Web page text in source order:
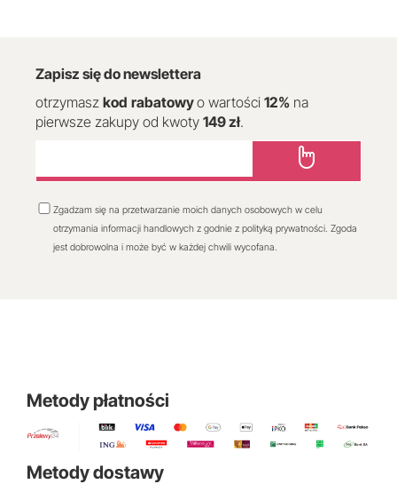
Zapisz się do newslettera
otrzymasz kod rabatowyo wartości 12% na
pierwsze zakupy od kwoty 149 zł.
Zgadzam się na przetwarzanie moich danych osobowych w celu
otrzymania informacji handlowych z godnie z polityką prywatności. Zgoda
jest dobrowolna i może być w każdej chwili wycofana.
Metody płatności
Metody dostawy